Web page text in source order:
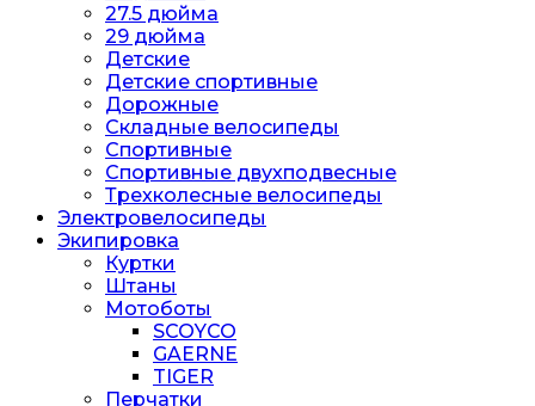
27.5 дюйма
29 дюйма
Детские
Детские спортивные
Дорожные
Складные велосипеды
Спортивные
Спортивные двухподвесные
Трехколесные велосипеды
Электровелосипеды
Экипировка
Куртки
Штаны
Мотоботы
SCOYCO
GAERNE
TIGER
Перчатки